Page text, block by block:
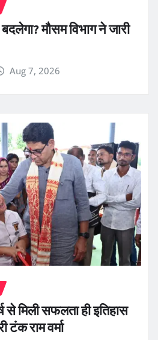
मौसम विभाग ने जारी
Aug 7, 2026
से मिली सफलता ही इतिहास
टंक राम वर्मा